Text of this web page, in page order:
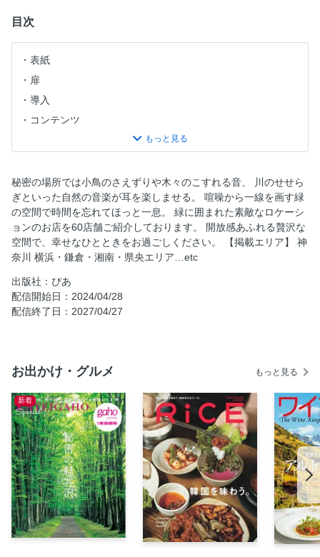
目次
表紙
扉
導入
コンテンツ
思いが紡ぐ森カフェ物語
ゆったり静かな空間で時の余韻に浸る
緑あふれるテラスでのんびり
森と緑の幸せベーカリー
紅茶と珈琲の芳醇な香りと共に楽しむひととき
自慢の料理で口福な時間を過ごす
寛ぎながら味わうほっこり和スイーツ
みんなで集うくつろぎカフェ
心も癒やされる神社・仏閣のカフェ
美術館でアートと緑に触れる
インデックス
奥付
秘密の場所では小鳥のさえずりや木々のこすれる音、 川のせせら
ぎといった自然の音楽が耳を楽しませる。 喧噪から一線を画す緑
の空間で時間を忘れてほっと一息。 緑に囲まれた素敵なロケーシ
ョンのお店を60店舗ご紹介しております。 開放感あふれる贅沢な
空間で、幸せなひとときをお過ごしください。 【掲載エリア】 神
奈川 横浜・鎌倉・湘南・県央エリア…etc
出版社：ぴあ
配信開始日：2024/04/28
配信終了日：2027/04/27
お出かけ・グルメ もっと見る
新着